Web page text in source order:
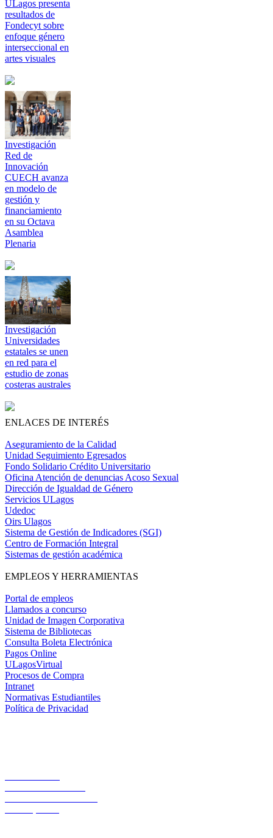
ULagos presenta
resultados de
Fondecyt sobre
enfoque género
interseccional en
artes visuales
Investigación
Red de
Innovación
CUECH avanza
en modelo de
gestión y
financiamiento
en su Octava
Asamblea
Plenaria
Investigación
Universidades
estatales se unen
en red para el
estudio de zonas
costeras australes
ENLACES DE INTERÉS
Aseguramiento de la Calidad
Unidad Seguimiento Egresados
Fondo Solidario Crédito Universitario
Oficina Atención de denuncias Acoso Sexual
Dirección de Igualdad de Género
Servicios ULagos
Udedoc
Oirs Ulagos
Sistema de Gestión de Indicadores (SGI)
Centro de Formación Integral
Sistemas de gestión académica
EMPLEOS Y HERRAMIENTAS
Portal de empleos
Llamados a concurso
Unidad de Imagen Corporativa
Sistema de Bibliotecas
Consulta Boleta Electrónica
Pagos Online
ULagosVirtual
Procesos de Compra
Intranet
Normativas Estudiantiles
Política de Privacidad